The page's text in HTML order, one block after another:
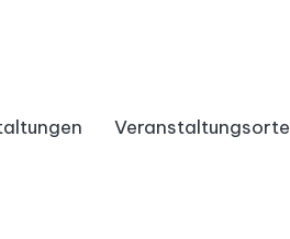
Veranstaltungsorte